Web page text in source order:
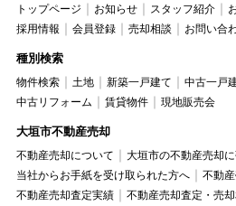
トップページ お知らせ スタッフ紹介
採用情報
会員登録 売却相談 お問い合
種別検索
物件検索 土地 新築一戸建て 中古一戸
中古リフォーム
賃貸物件 現地販売会
大垣市不動産売却
不動産売却について
大垣市の不動産売却
当社からお手紙を受け取られた方へ
不動
不動産売却査定実績
不動産売却査定・売